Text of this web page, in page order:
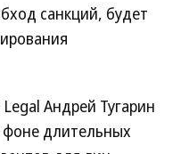
санкций, будет
Андрей Тугарин
длительных